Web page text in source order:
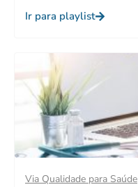
Ir para playlist
Via Qualidade para Saúde